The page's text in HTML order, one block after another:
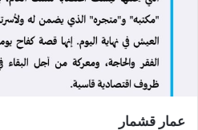
إ
ك
ت
عمار قشمار